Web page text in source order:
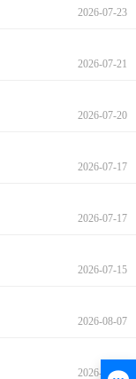
2026-07-23
2026-07-21
2026-07-20
2026-07-17
2026-07-17
2026-07-15
2026-08-07
2026-08-07